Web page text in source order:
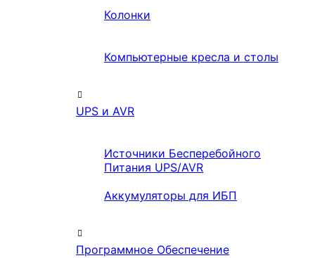
Колонки
Компьютерные кресла и столы
UPS и AVR
Источники Бесперебойного
Питания UPS/AVR
Аккумуляторы для ИБП
Программное Обеспечение